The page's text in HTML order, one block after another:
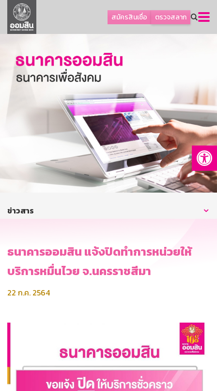
สมัครสินเชื่อ ตรวจสลาก
ลูกค้าธุรกิจ
ลูกค้าผู้ประกอบรายย่อย
ออมเพื่อสุข
เกี่ยวกับธนาคาร
การพัฒนาที่ยั่งยืน
บริการทางการเงิน
ติดต่อเรา
บริการออนไลน์
ข่าวสาร
ธนาคารออมสิน แจ้งปิดทำการหน่วยให้
บริการหมื่นไวย จ.นครราชสีมา
22 ก.ค. 2564